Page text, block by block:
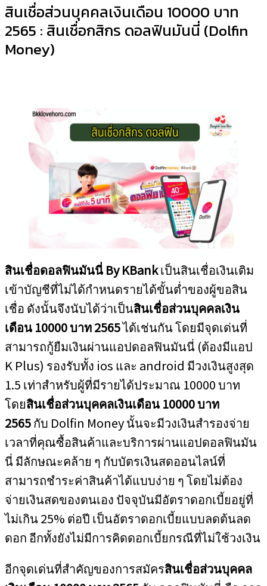
สินเชื่อส่วนบุคคลเงินเดือน 10000 บาท
2565 : สินเชื่อกสิกร ดอลฟินมันนี่ (Dolfin
Money)
สินเชื่อดอลฟินมันนี่ By KBankเป็นสินเชื่อเงินเติม
เข้าบัญชีที่ไม่ได้กำหนดรายได้ขั้นต่ำของผู้ขอสิน
เชื่อ ดังนั้นจึงนับได้ว่าเป็นสินเชื่อส่วนบุคคลเงิน
เดือน 10000 บาท 2565ได้เช่นกัน โดยมีจุดเด่นที่
สามารถกู้ยืมเงินผ่านแอปดอลฟินมันนี่ (ต้องมีแอป
K Plus) รองรับทั้ง ios และ android มีวงเงินสูงสุด
1.5 เท่าสำหรับผู้ที่มีรายได้ประมาณ 10000 บาท
โดยสินเชื่อส่วนบุคคลเงินเดือน 10000 บาท
2565กับ Dolfin Money นั้นจะมีวงเงินสำรองจ่าย
เวลาที่คุณซื้อสินค้าและบริการผ่านแอปดอลฟินมัน
นี่ มีลักษณะคล้าย ๆ กับบัตรเงินสดออนไลน์ที่
สามารถชำระค่าสินค้าได้แบบง่าย ๆ โดยไม่ต้อง
จ่ายเงินสดของตนเอง ปัจจุบันมีอัตราดอกเบี้ยอยู่ที่
ไม่เกิน 25% ต่อปี เป็นอัตราดอกเบี้ยแบบลดต้นลด
ดอก อีกทั้งยังไม่มีการคิดดอกเบี้ยกรณีที่ไม่ใช้วงเงิน
อีกจุดเด่นที่สำคัญของการสมัครสินเชื่อส่วนบุคคล